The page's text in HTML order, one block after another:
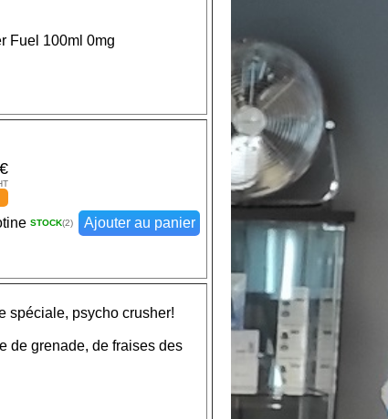
Fuel 100ml 0mg
STOCK(2) Ajouter au panier
spéciale, psycho crusher!
de grenade, de fraises des